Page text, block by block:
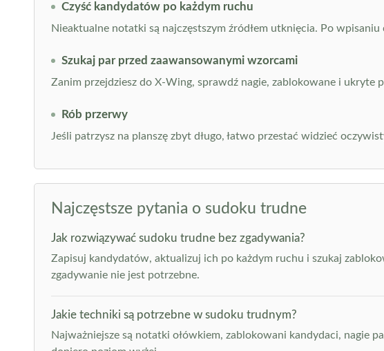
Czyść kandydatów po każdym ruchu
Nieaktualne notatki są najczęstszym źródłem utknięcia. Po
Szukaj par przed zaawansowanymi wzorcami
Zanim przejdziesz do X-Wing, sprawdź nagie, zablokowane i
Rób przerwy
Jeśli patrzysz na planszę zbyt długo, łatwo przestać widzieć
Najczęstsze pytania o sudoku trudne
Jak rozwiązywać sudoku trudne bez zgadywania?
Zapisuj kandydatów, aktualizuj ich po każdym ruchu i szukaj
zgadywanie nie jest potrzebne.
Jakie techniki są potrzebne w sudoku trudnym?
Najważniejsze są notatki ołówkiem, zablokowani kandydaci, nagie